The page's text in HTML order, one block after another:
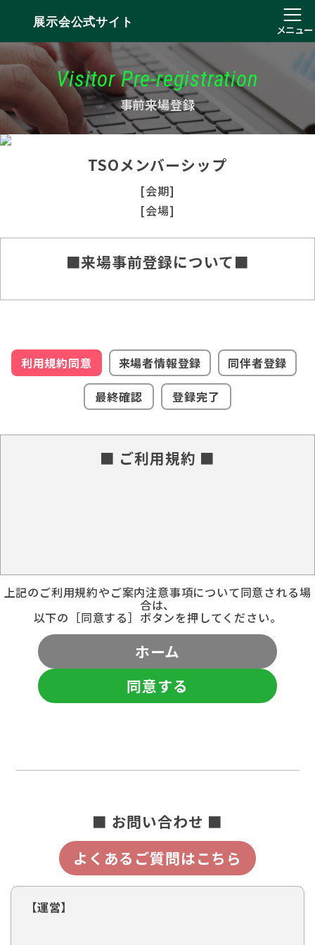
展示会公式サイト
メニュー
Visitor Pre-registration
事前来場登録
TSOメンバーシップ
[会期]
[会場]
■来場事前登録について■
利用規約同意 来場者情報登録
同伴者登録
最終確認
登録完了
■ ご利用規約 ■
上記のご利用規約やご案内注意事項について同意される場
合は、
以下の［同意する］ボタンを押してください。
ホーム
同意する
■ お問い合わせ ■
よくあるご質問はこちら
【運営】